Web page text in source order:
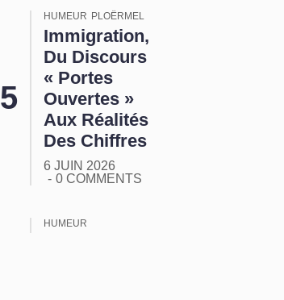
HUMEUR PLOËRMEL
Immigration,
Du Discours
« Portes
Ouvertes »
Aux Réalités
Des Chiffres
6 JUIN 2026
0 COMMENTS
HUMEUR